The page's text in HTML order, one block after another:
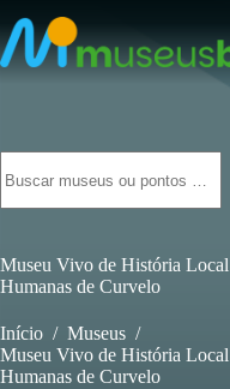
para
o
conteúdo
resultados
Museu Vivo de História
Humanas de Curvelo
Início / Museus /
Museu Vivo de História
Humanas de Curvelo